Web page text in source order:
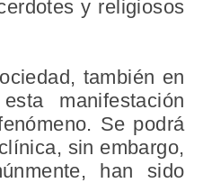
y religiosos
también en
manifestación
Se podrá
sin embargo,
han sido